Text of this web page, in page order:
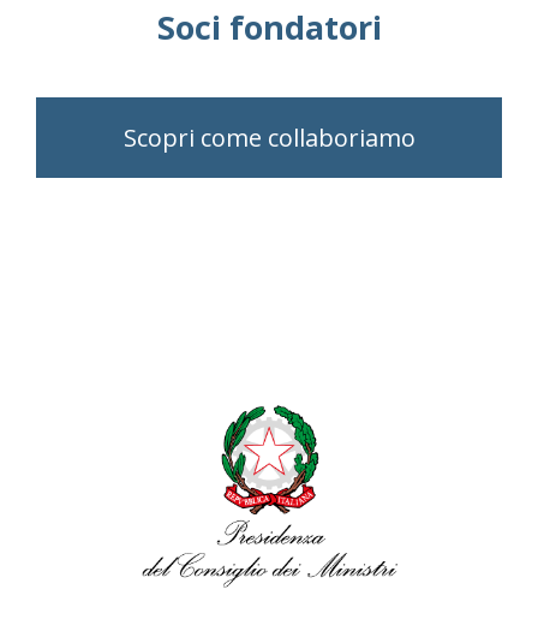
Soci fondatori
Scopri come collaboriamo